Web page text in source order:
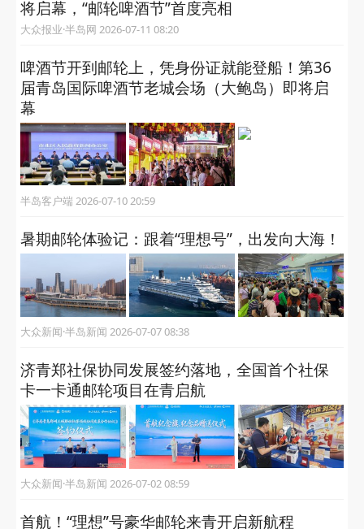
将启幕，“邮轮啤酒节”首度亮相
大众报业·半岛网 2026-07-11 08:20
啤酒节开到邮轮上，凭身份证就能登船！​第36
届青岛国际啤酒节老城会场（大鲍岛）即将启
幕
半岛客户端 2026-07-10 20:59
暑期邮轮体验记：跟着“理想号”，出发向大海！
大众新闻·半岛新闻 2026-07-07 08:38
济青郑社保协同发展签约落地，全国首个社保
卡一卡通邮轮项目在青启航
大众新闻·半岛新闻 2026-07-02 08:59
首航！“理想”号豪华邮轮来青开启新航程